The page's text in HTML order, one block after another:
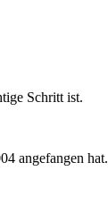
Schritt ist.
angefangen hat.